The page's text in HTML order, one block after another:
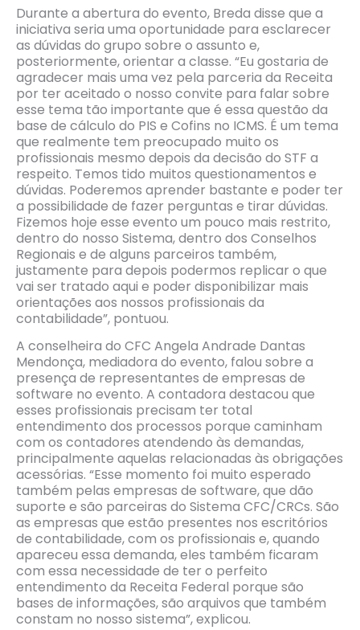
Durante a abertura do evento, Breda disse que a
iniciativa seria uma oportunidade para esclarecer
as dúvidas do grupo sobre o assunto e,
posteriormente, orientar a classe. “Eu gostaria de
agradecer mais uma vez pela parceria da Receita
por ter aceitado o nosso convite para falar sobre
esse tema tão importante que é essa questão da
base de cálculo do PIS e Cofins no ICMS. É um tema
que realmente tem preocupado muito os
profissionais mesmo depois da decisão do STF a
respeito. Temos tido muitos questionamentos e
dúvidas. Poderemos aprender bastante e poder ter
a possibilidade de fazer perguntas e tirar dúvidas.
Fizemos hoje esse evento um pouco mais restrito,
dentro do nosso Sistema, dentro dos Conselhos
Regionais e de alguns parceiros também,
justamente para depois podermos replicar o que
vai ser tratado aqui e poder disponibilizar mais
orientações aos nossos profissionais da
contabilidade”, pontuou.
A conselheira do CFC Angela Andrade Dantas
Mendonça, mediadora do evento, falou sobre a
presença de representantes de empresas de
software no evento. A contadora destacou que
esses profissionais precisam ter total
entendimento dos processos porque caminham
com os contadores atendendo às demandas,
principalmente aquelas relacionadas às obrigações
acessórias. “Esse momento foi muito esperado
também pelas empresas de software, que dão
suporte e são parceiras do Sistema CFC/CRCs. São
as empresas que estão presentes nos escritórios
de contabilidade, com os profissionais e, quando
apareceu essa demanda, eles também ficaram
com essa necessidade de ter o perfeito
entendimento da Receita Federal porque são
bases de informações, são arquivos que também
constam no nosso sistema”, explicou.